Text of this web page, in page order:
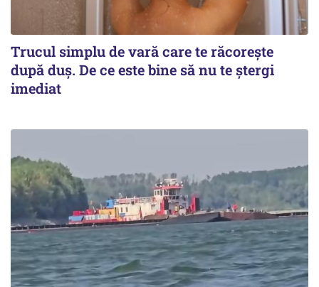
Trucul simplu de vară care te răcorește
după duș. De ce este bine să nu te ștergi
imediat